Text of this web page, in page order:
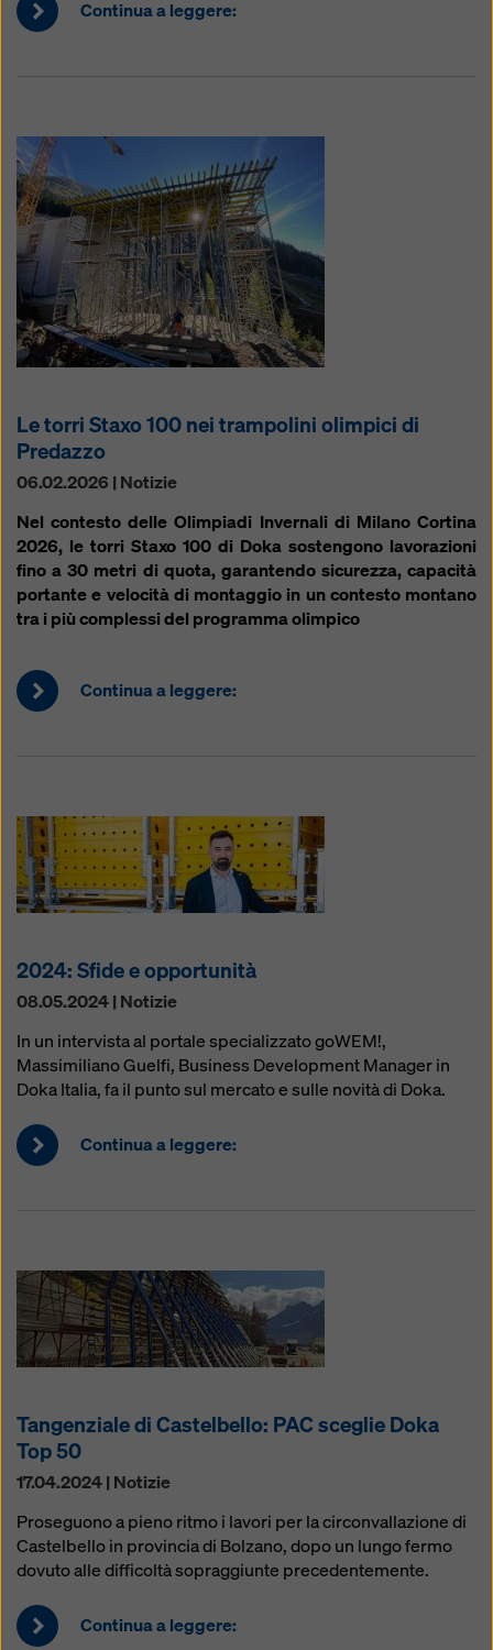
Continua a leggere:
Le torri Staxo 100 nei trampolini olimpici di
Predazzo
06.02.2026 | Notizie
Nel contesto delle Olimpiadi Invernali di Milano Cortina
2026, le torri Staxo 100 di Doka sostengono lavorazioni
fino a 30 metri di quota, garantendo sicurezza, capacità
portante e velocità di montaggio in un contesto montano
tra i più complessi del programma olimpico
Continua a leggere:
2024: Sfide e opportunità
08.05.2024 | Notizie
In un intervista al portale specializzato goWEM!,
Massimiliano Guelfi, Business Development Manager in
Doka Italia, fa il punto sul mercato e sulle novità di Doka.
Continua a leggere:
Tangenziale di Castelbello: PAC sceglie Doka
Top 50
17.04.2024 | Notizie
Proseguono a pieno ritmo i lavori per la circonvallazione di
Castelbello in provincia di Bolzano, dopo un lungo fermo
dovuto alle difficoltà sopraggiunte precedentemente.
Continua a leggere: